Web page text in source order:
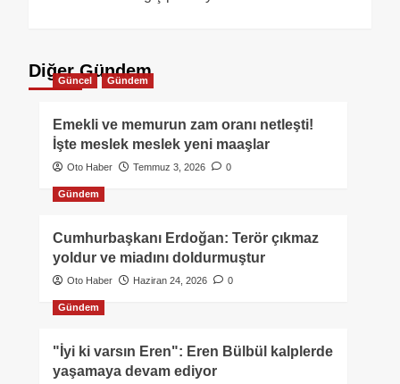
Diğer Gündem
Güncel Gündem
Emekli ve memurun zam oranı netleşti!
İşte meslek meslek yeni maaşlar
Oto Haber Temmuz 3, 2026 0
Gündem
Cumhurbaşkanı Erdoğan: Terör çıkmaz
yoldur ve miadını doldurmuştur
Oto Haber Haziran 24, 2026 0
Gündem
"İyi ki varsın Eren": Eren Bülbül kalplerde
yaşamaya devam ediyor